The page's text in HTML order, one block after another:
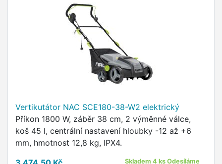
Vertikutátor NAC SCE180-38-W2 elektrický
Příkon 1800 W, záběr 38 cm, 2 výměnné válce,
koš 45 l, centrální nastavení hloubky -12 až +6
mm, hmotnost 12,8 kg, IPX4.
Skladem 4 ks Odesíláme